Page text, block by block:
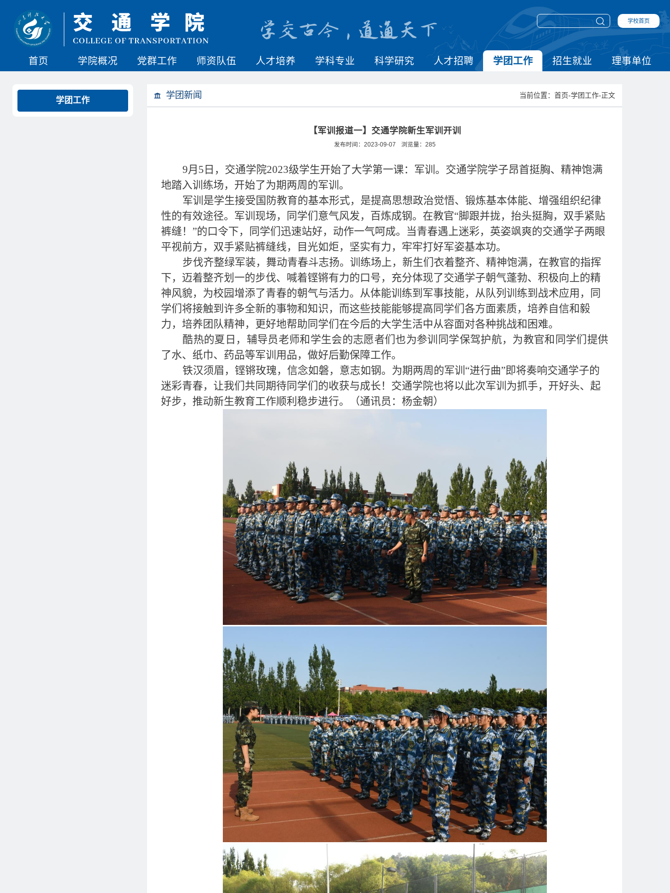
学校首页
首页 学院概况 党群工作 师资队伍 人才培养 学科专业 科学研究 人才招聘 学团工作 招生就业 理事单位
学团工作 学团新闻 当前位置：首页-学团工作-正文
【军训报道一】交通学院新生军训开训
发布时间：2023-09-07 浏览量： 285
9月5日，交通学院2023级学生开始了大学第一课：军训。交通学院学子昂首挺胸、精神饱满
地踏入训练场，开始了为期两周的军训。
军训是学生接受国防教育的基本形式，是提高思想政治觉悟、锻炼基本体能、增强组织纪律
性的有效途径。军训现场，同学们意气风发，百炼成钢。在教官“脚跟并拢，抬头挺胸，双手紧贴
裤缝！”的口令下，同学们迅速站好，动作一气呵成。当青春遇上迷彩，英姿飒爽的交通学子两眼
平视前方，双手紧贴裤缝线，目光如炬，坚实有力，牢牢打好军姿基本功。
步伐齐整绿军装，舞动青春斗志扬。训练场上，新生们衣着整齐、精神饱满，在教官的指挥
下，迈着整齐划一的步伐、喊着铿锵有力的口号，充分体现了交通学子朝气蓬勃、积极向上的精
神风貌，为校园增添了青春的朝气与活力。从体能训练到军事技能，从队列训练到战术应用，同
学们将接触到许多全新的事物和知识，而这些技能能够提高同学们各方面素质，培养自信和毅
力，培养团队精神，更好地帮助同学们在今后的大学生活中从容面对各种挑战和困难。
酷热的夏日，辅导员老师和学生会的志愿者们也为参训同学保驾护航，为教官和同学们提供
了水、纸巾、药品等军训用品，做好后勤保障工作。
铁汉须眉，铿锵玫瑰，信念如磐，意志如钢。为期两周的军训“进行曲”即将奏响交通学子的
迷彩青春，让我们共同期待同学们的收获与成长！交通学院也将以此次军训为抓手，开好头、起
好步，推动新生教育工作顺利稳步进行。（通讯员：杨金朝）